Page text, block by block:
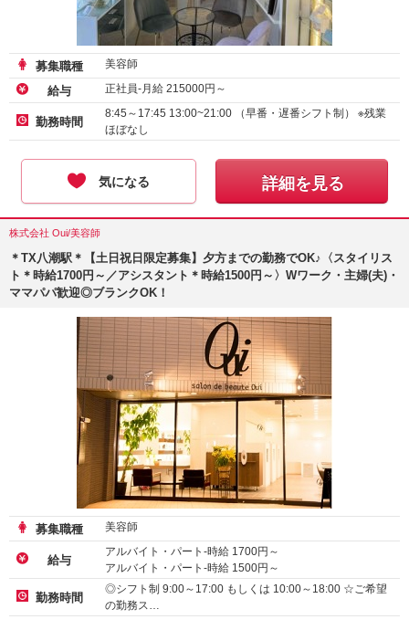
募集職種 美容師
給与 正社員-月給 215000円～
勤務時間
8:45～17:45 13:00~21:00 （早番・遅番シフト制） ※残業
ほぼなし
気になる 詳細を見る
株式会社 Oui/美容師
＊TX八潮駅＊【土日祝日限定募集】夕方までの勤務でOK♪〈スタイリス
ト＊時給1700円～／アシスタント＊時給1500円～〉Wワーク・主婦(夫)・
ママパパ歓迎◎ブランクOK！
募集職種 美容師
給与
アルバイト・パート-時給 1700円～
アルバイト・パート-時給 1500円～
勤務時間
◎シフト制 9:00～17:00 もしくは 10:00～18:00 ☆ご希望
の勤務ス…